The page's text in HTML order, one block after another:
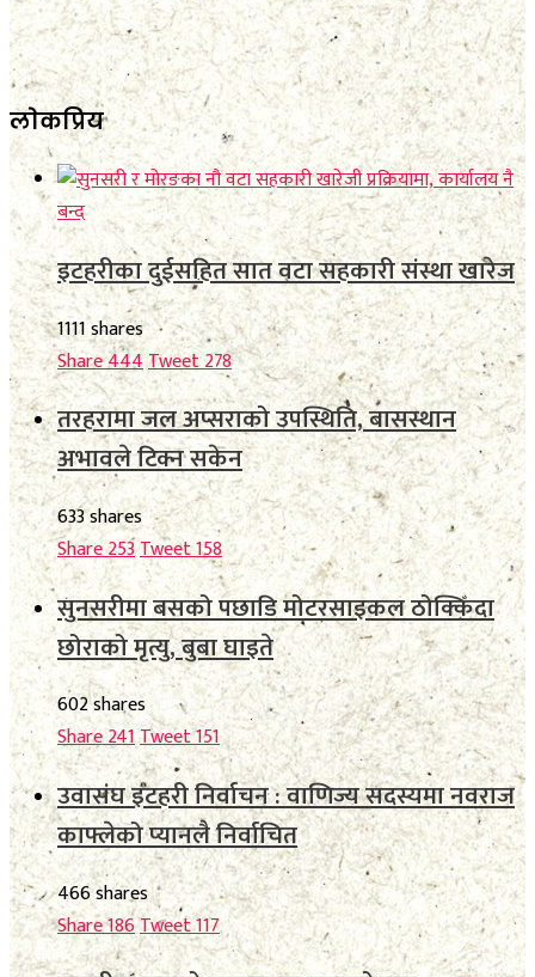
लाेकप्रिय
इटहरीका दुईसहित सात वटा सहकारी संस्था खारेज
1111 shares
Share444Tweet278
तरहरामा जल अप्सराको उपस्थिति, बासस्थान
अभावले टिक्न सकेन
633 shares
Share253Tweet158
सुनसरीमा बसको पछाडि मोटरसाइकल ठोक्किँदा
छोराको मृत्यु, बुबा घाइते
602 shares
Share241Tweet151
उवासंघ इटहरी निर्वाचन : वाणिज्य सदस्यमा नवराज
काफ्लेको प्यानलै निर्वाचित
466 shares
Share186Tweet117